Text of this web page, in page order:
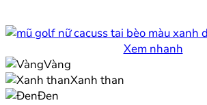
Xem nhanh
Vàng
Xanh than
Đen